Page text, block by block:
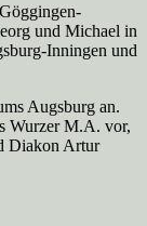
und Michael in
Inningen und
Augsburg an.
Wurzer M.A. vor,
Diakon Artur